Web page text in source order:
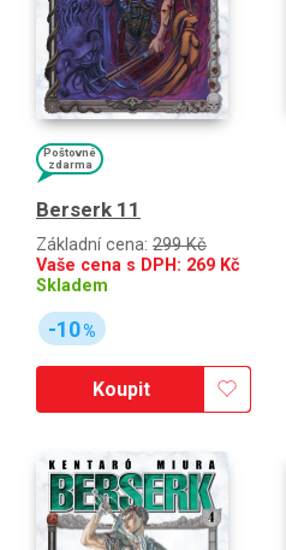
Poštovné
zdarma
Berserk 11
Základní cena: 299 Kč
Vaše cena s DPH: 269 Kč
Skladem
-10%
Koupit